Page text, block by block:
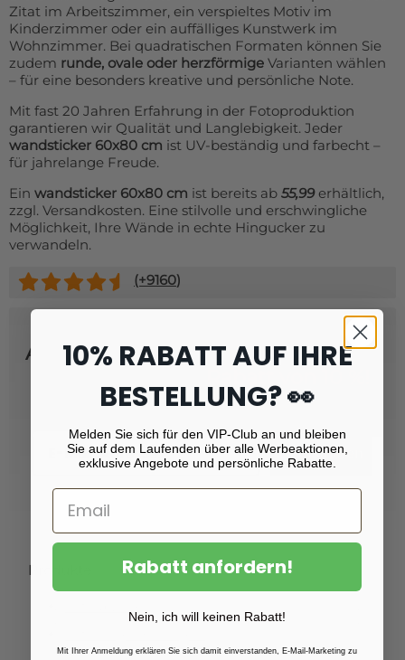
Zitat im Arbeitszimmer, ein verspieltes Motiv im
Kinderzimmer oder ein auffälliges Kunstwerk im
Wohnzimmer. Bei quadratischen Formaten können Sie
zudem runde, ovale oder herzförmige Varianten wählen
– für eine besonders kreative und persönliche Note.
Mit fast 20 Jahren Erfahrung in der Fotoproduktion
garantieren wir Qualität und Langlebigkeit. Jeder
wandsticker 60x80 cm ist UV-beständig und farbecht –
für jahrelange Freude.
Ein wandsticker 60x80 cm ist bereits ab 55,99erhältlich,
zzgl. Versandkosten. Eine stilvolle und erschwingliche
Möglichkeit, Ihre Wände in echte Hingucker zu
verwandeln.
(+9160)
Abonnieren Sie unseren Newsletter
Email
Registrieren
Produkte
10% RABATT AUF IHRE
BESTELLUNG? 👀
Melden Sie sich für den VIP-Club an und bleiben
Sie auf dem Laufenden über alle Werbeaktionen,
exklusive Angebote und persönliche Rabatte.
Rabatt anfordern!
Nein, ich will keinen Rabatt!
Mit Ihrer Anmeldung erklären Sie sich damit einverstanden, E-Mail-Marketing zu